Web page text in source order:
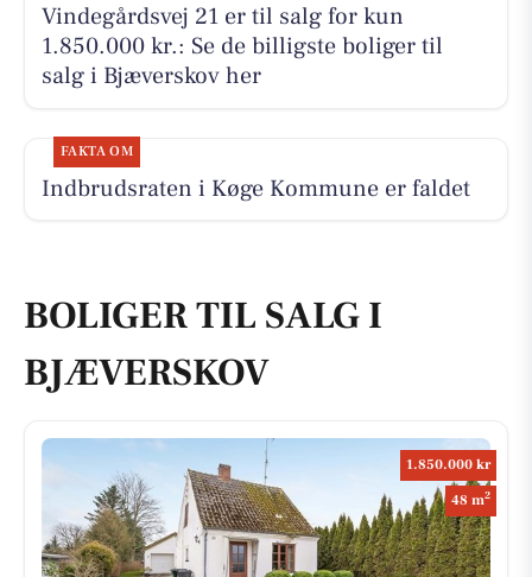
Vindegårdsvej 21 er til salg for kun
1.850.000 kr.: Se de billigste boliger til
salg i Bjæverskov her
FAKTA OM
Indbrudsraten i Køge Kommune er faldet
BOLIGER TIL SALG I
BJÆVERSKOV
1.850.000 kr
48 m2